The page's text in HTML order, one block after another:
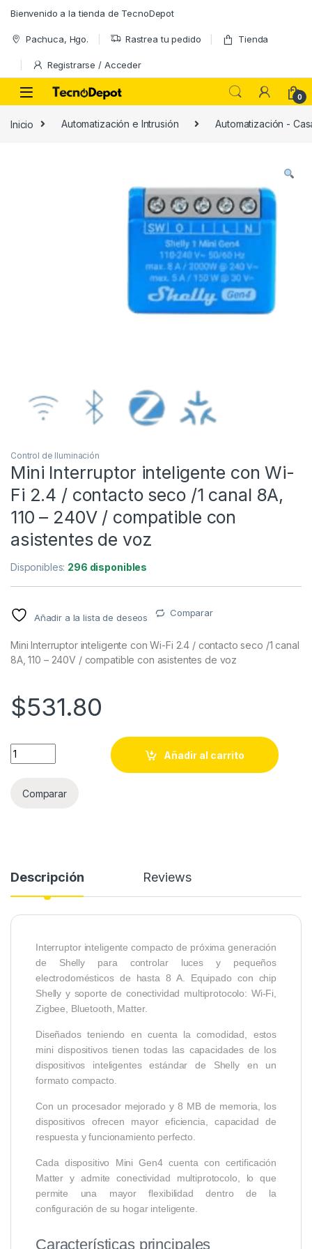
Bienvenido a la tienda de TecnoDepot
Pachuca, Hgo. Rastrea tu pedido Tienda
Registrarse / Acceder
0
Inicio Automatización e Intrusión Automatización -
Control de Iluminación
Mini Interruptor inteligente con Wi-
Fi 2.4 / contacto seco /1 canal 8A,
110 – 240V / compatible con
asistentes de voz
Disponibles: 296 disponibles
Añadir a la lista de deseos Comparar
Mini Interruptor inteligente con Wi-Fi 2.4 / contacto seco /1 canal
8A, 110 – 240V / compatible con asistentes de voz
$531.80
Mini Interruptor inteligente con Wi-Fi 2.4 / contacto seco /1
Añadir al carrito
Comparar
Descripción Reviews
Interruptor inteligente compacto de próxima generación
de Shelly para controlar luces y pequeños
electrodomésticos de hasta 8 A. Equipado con chip
Shelly y soporte de conectividad multiprotocolo: Wi-Fi,
Zigbee, Bluetooth, Matter.
Diseñados teniendo en cuenta la comodidad, estos
mini dispositivos tienen todas las capacidades de los
dispositivos inteligentes estándar de Shelly en un
formato compacto.
Con un procesador mejorado y 8 MB de memoria, los
dispositivos ofrecen mayor eficiencia, capacidad de
respuesta y funcionamiento perfecto.
Cada dispositivo Mini Gen4 cuenta con certificación
Matter y admite conectividad multiprotocolo, lo que
permite una mayor flexibilidad dentro de la
configuración de su hogar inteligente.
Características principales